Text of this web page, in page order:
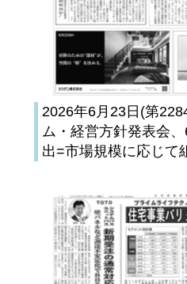
2026年6月23日(第
ム・経営方針発表会
出=市場規模に応じて